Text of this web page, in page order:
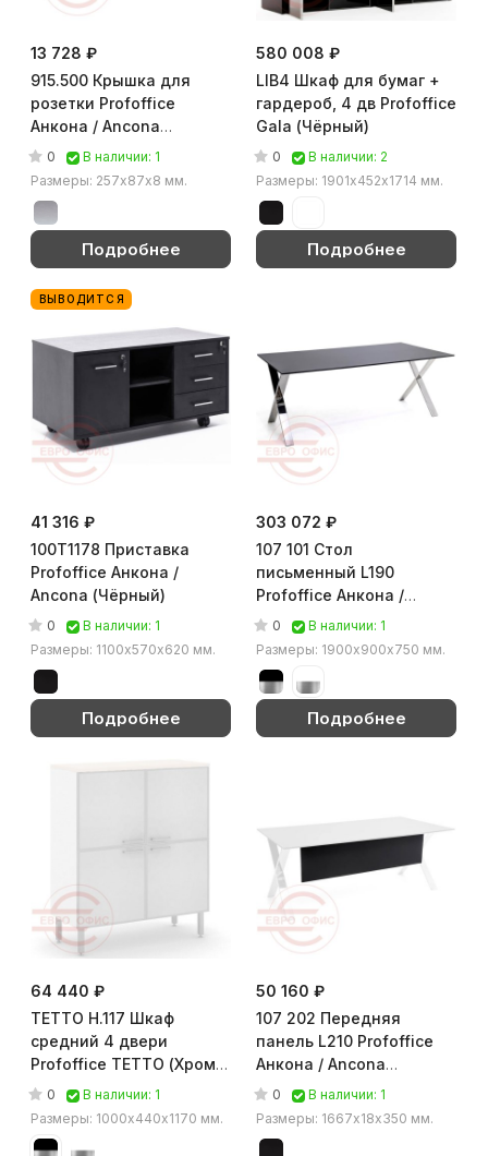
13 728 ₽
915.500 Крышка для
розетки Profoffice
Анкона / Ancona
(Алюминий)
0
В наличии: 1
Размеры: 257х87х8 мм.
Подробнее
580 008 ₽
LIB4 Шкаф для бумаг +
гардероб, 4 дв Profoffice
Gala (Чёрный)
0
В наличии: 2
Размеры: 1901х452х1714 мм.
Подробнее
ВЫВОДИТСЯ
41 316 ₽
100T1178 Приставка
Profoffice Анкона /
Ancona (Чёрный)
0
В наличии: 1
Размеры: 1100х570х620 мм.
Подробнее
303 072 ₽
107 101 Стол
письменный L190
Profoffice Анкона /
Ancona (Хром/чёрный)
0
В наличии: 1
Размеры: 1900х900х750 мм.
Подробнее
64 440 ₽
TETTO H.117 Шкаф
средний 4 двери
Profoffice TETTO (Хром/
белый)
0
В наличии: 1
Размеры: 1000х440х1170 мм.
50 160 ₽
107 202 Передняя
панель L210 Profoffice
Анкона / Ancona
(Чёрный)
0
В наличии: 1
Размеры: 1667х18х350 мм.